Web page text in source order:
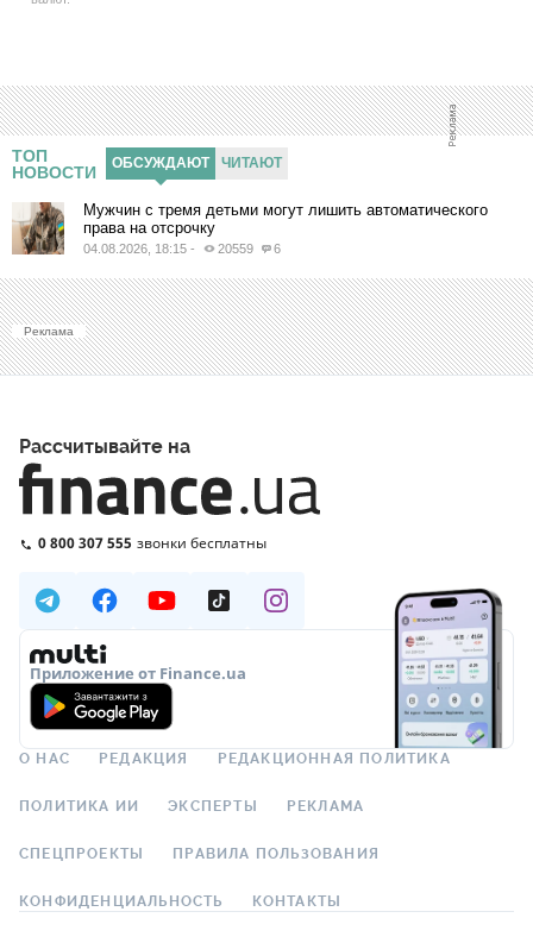
ТОП
НОВОСТИ
ОБСУЖДАЮТ ЧИТАЮТ
Мужчин с тремя детьми могут лишить автоматического
права на отсрочку
04.08.2026, 18:15 - 20559 6
Реклама
Рассчитывайте на
0 800 307 555 звонки бесплатны
Приложение от Finance.ua
О НАС РЕДАКЦИЯ РЕДАКЦИОННАЯ ПОЛИТИКА
ПОЛИТИКА ИИ ЭКСПЕРТЫ РЕКЛАМА
СПЕЦПРОЕКТЫ ПРАВИЛА ПОЛЬЗОВАНИЯ
КОНФИДЕНЦИАЛЬНОСТЬ КОНТАКТЫ